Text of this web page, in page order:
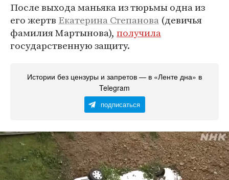
После выхода маньяка из тюрьмы одна из
его жертв Екатерина Степанова (девичья
фамилия Мартынова), получила
государственную защиту.
Истории без цензуры и запретов — в «Ленте дна» в
Telegram
подписаться